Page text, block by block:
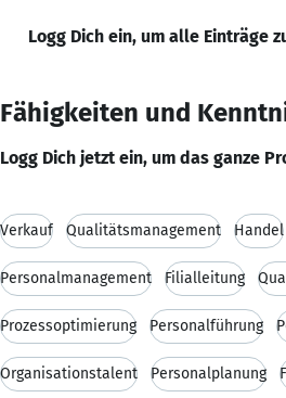
Logg Dich ein, um alle Einträge
Fähigkeiten und
Logg Dich jetzt ein, um das ganze
Verkauf Qualitätsmanagement Handel
Personalmanagement Filialleitung
Prozessoptimierung Personalführung
Organisationstalent Personalplanung